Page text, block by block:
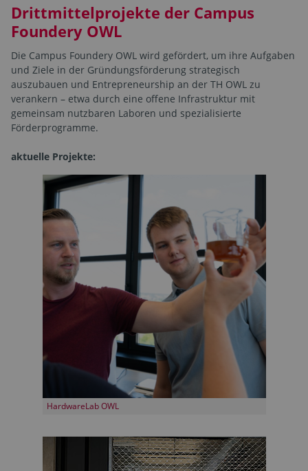
Drittmittelprojekte der Campus
Foundery OWL
Die Campus Foundery OWL wird gefördert, um ihre Aufgaben
und Ziele in der Gründungsförderung strategisch
auszubauen und Entrepreneurship an der TH OWL zu
verankern – etwa durch eine offene Infrastruktur mit
gemeinsam nutzbaren Laboren und spezialisierte
Förderprogramme.
aktuelle Projekte:
HardwareLab OWL